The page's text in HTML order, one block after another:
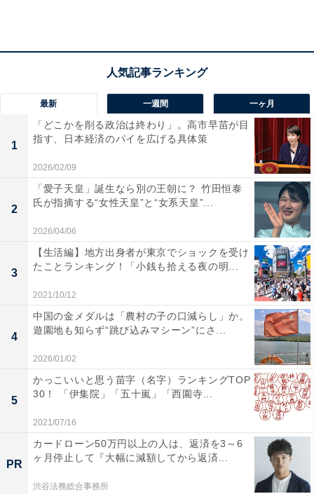
「寝付きが悪い」など、過半数が「睡眠に不満が
ある」と回答
睡眠に不満があるか
睡眠に関して「不満がある」と回答した人は、全体の
58.9％。過半数を超えました。具体的な「睡眠の悩み」
としては、「寝付きが悪い」「朝スッキリ起きれない」
「眠りが浅い」「枕が合わない」などの回答が多く、少
最新 一週間 一ヶ月
1
「どこかを削る政治は終わり」。高市早苗が目
指す、日本経済のパイを広げる具体策
2026/02/09
2
「愛子天皇」誕生なら別の王朝に？ 竹田恒泰
氏が指摘する“女性天皇”と“女系天皇”...
2026/04/06
3
【生活編】地方出身者が東京でショックを受け
たことランキング！「小銭も拾える夜の明...
2021/10/12
4
中国の金メダルは「農村の子の口減らし」か。
遊園地も知らず“跳び込みマシーン”にさ...
2026/01/02
5
かっこいいと思う苗字（名字）ランキングTOP
30！ 「伊集院」「五十嵐」「西園寺...
2021/07/16
PR
カードローン50万円以上の人は、返済を3～6
ヶ月停止して『大幅に減額してから返済...
渋谷法務総合事務所